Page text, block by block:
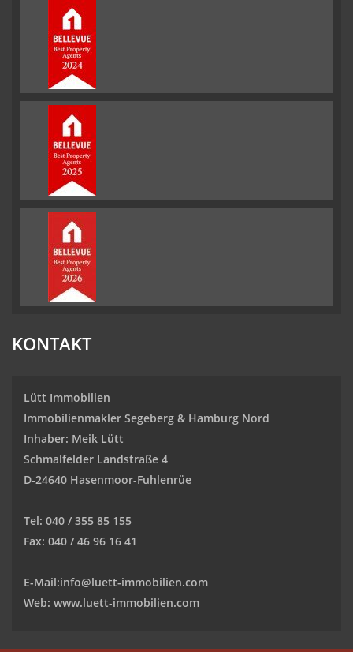
KONTAKT
Lütt Immobilien
Immobilienmakler Segeberg & Hamburg Nord
Inhaber: Meik Lütt
Schmalfelder Landstraße 4
D-24640 Hasenmoor-Fuhlenrüe
Tel: 040 / 355 85 155
Fax: 040 / 46 96 16 41
E-Mail:info@luett-immobilien.com
Web: www.luett-immobilien.com